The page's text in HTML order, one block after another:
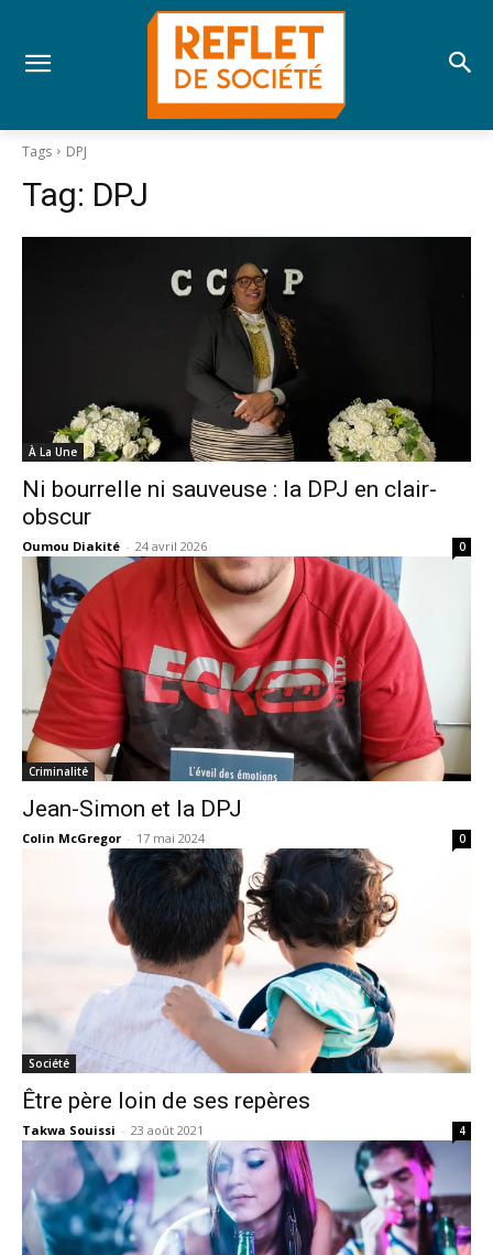
Tags DPJ
Tag: DPJ
À La Une
Ni bourrelle ni sauveuse : la DPJ en clair-
obscur
Oumou Diakité - 24 avril 2026 0
Criminalité
Jean-Simon et la DPJ
Colin McGregor - 17 mai 2024 0
Société
Être père loin de ses repères
Takwa Souissi - 23 août 2021 4